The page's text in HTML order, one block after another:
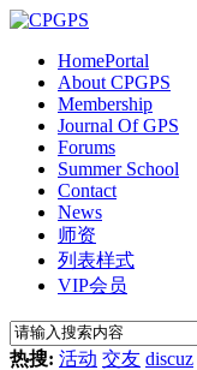
HomePortal
About CPGPS
Membership
Journal Of GPS
Forums
Summer School
Contact
News
师资
列表样式
VIP会员
热搜: 活动 交友 discuz